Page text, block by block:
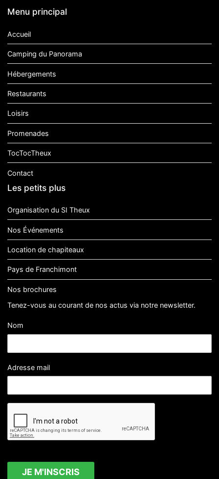
Menu principal
Accueil
Camping du Panorama
Hébergements
Restaurants
Loisirs
Promenades
TocTocTheux
Contact
Les petits plus
Organisation du SI Theux
Nos Événements
Location de chapiteaux
Pays de Franchimont
Nos brochures
Tenez-vous au courant de nos actus via notre newsletter.
Nom
Adresse mail